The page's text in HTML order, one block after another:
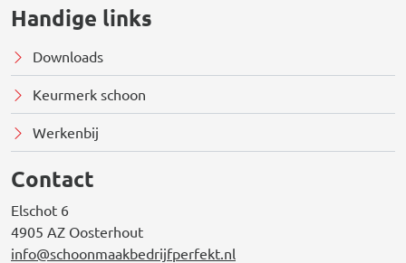
Handige links
Downloads
Keurmerk schoon
Werkenbij
Contact
Elschot 6
4905 AZ Oosterhout
info@schoonmaakbedrijfperfekt.nl